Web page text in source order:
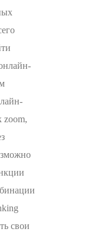
zoom,
свои